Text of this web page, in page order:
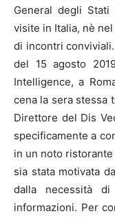
General degli
visite in Italia, nè
di incontri
del 15 agosto
Intelligence, a
cena la sera stessa
Direttore del Dis
specificamente a
in un noto
sia stata motivata
dalla necessità
informazioni. Per